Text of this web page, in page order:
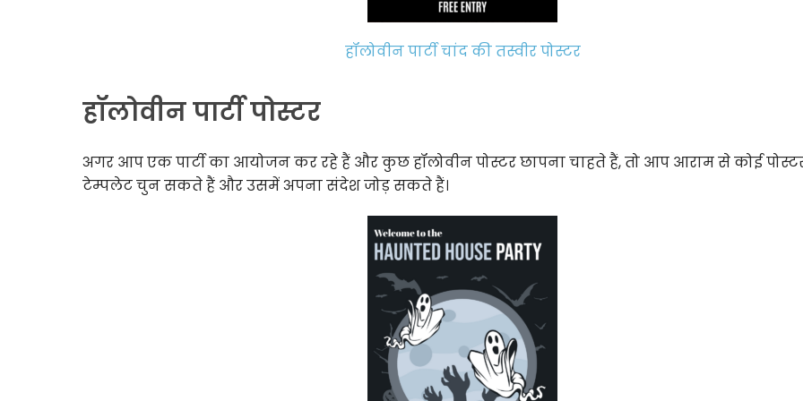
हॉलोवीन पार्टी चांद की तस्वीर पोस्टर
हॉलोवीन पार्टी पोस्टर
अगर आप एक पार्टी का आयोजन कर रहे हैं और कुछ हॉलोवीन पोस्टर छापना चाहते हैं, तो आप आराम से कोई
टेम्पलेट चुन सकते हैं और उसमें अपना संदेश जोड़ सकते हैं।